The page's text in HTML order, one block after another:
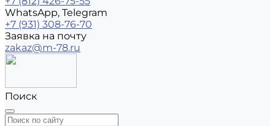
WhatsApp, Telegram
+7 (931) 308-76-70
Заявка на почту
zakaz@m-78.ru
Поиск